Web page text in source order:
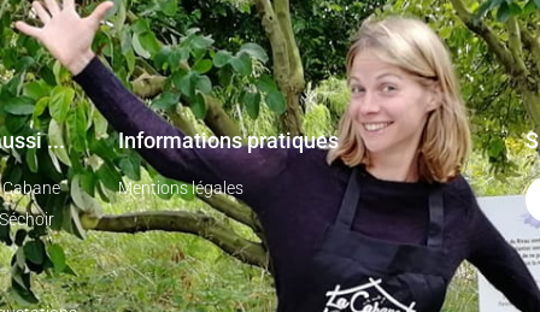
... Informations pratiques
Mentions légales